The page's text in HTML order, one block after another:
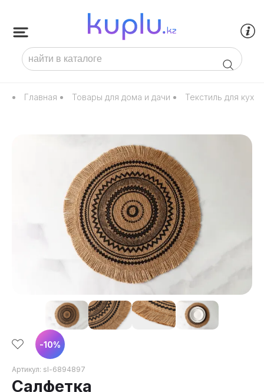
Главная Товары для дома и дачи Текстиль для
Салфетка
-10%
Артикул: sl-6894897